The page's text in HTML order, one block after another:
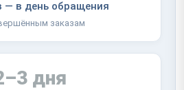
— в день обращения
заказам
дня